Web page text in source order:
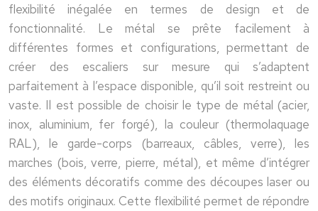
flexibilité inégalée en termes de design et de
fonctionnalité. Le métal se prête facilement à
différentes formes et configurations, permettant de
créer des escaliers sur mesure qui s’adaptent
parfaitement à l’espace disponible, qu’il soit restreint ou
vaste. Il est possible de choisir le type de métal (acier,
inox, aluminium, fer forgé), la couleur (thermolaquage
RAL), le garde-corps (barreaux, câbles, verre), les
marches (bois, verre, pierre, métal), et même d’intégrer
des éléments décoratifs comme des découpes laser ou
des motifs originaux. Cette flexibilité permet de répondre